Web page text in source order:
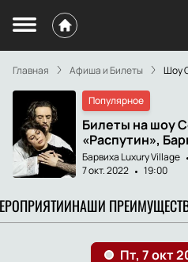
Главная Афиша и Билеты Шоу
Популярное
Билеты на шоу
«Распутин»,
Барвиха Luxury Village
7 окт. 2022
19:00
НАШИ